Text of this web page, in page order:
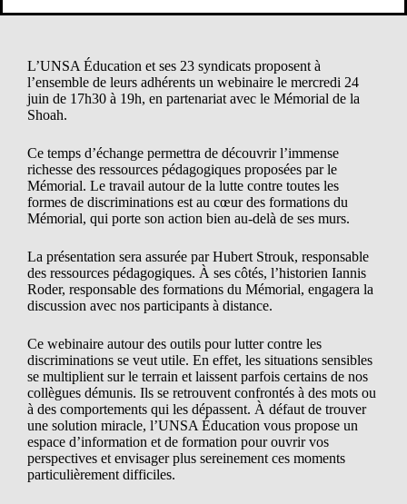
L’UNSA Éducation et ses 23 syndicats proposent à
l’ensemble de leurs adhérents un webinaire le mercredi 24
juin de 17h30 à 19h, en partenariat avec le Mémorial de la
Shoah.
Ce temps d’échange permettra de découvrir l’immense
richesse des ressources pédagogiques proposées par le
Mémorial. Le travail autour de la lutte contre toutes les
formes de discriminations est au cœur des formations du
Mémorial, qui porte son action bien au-delà de ses murs.
La présentation sera assurée par Hubert Strouk, responsable
des ressources pédagogiques. À ses côtés, l’historien Iannis
Roder, responsable des formations du Mémorial, engagera la
discussion avec nos participants à distance.
Ce webinaire autour des outils pour lutter contre les
discriminations se veut utile. En effet, les situations sensibles
se multiplient sur le terrain et laissent parfois certains de nos
collègues démunis. Ils se retrouvent confrontés à des mots ou
à des comportements qui les dépassent. À défaut de trouver
une solution miracle, l’UNSA Éducation vous propose un
espace d’information et de formation pour ouvrir vos
perspectives et envisager plus sereinement ces moments
particulièrement difficiles.